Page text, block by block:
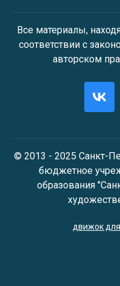
Все материалы,
соответствии с
авторском
© 2013 - 2025 Санкт-
бюджетное
образования
движок